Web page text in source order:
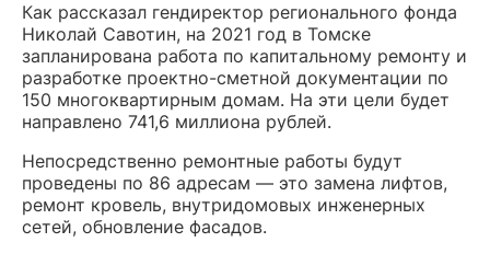
Как рассказал гендиректор регионального фонда
Николай Савотин, на 2021 год в Томске
запланирована работа по капитальному ремонту и
разработке проектно-сметной документации по
150 многоквартирным домам. На эти цели будет
направлено 741,6 миллиона рублей.
Непосредственно ремонтные работы будут
проведены по 86 адресам — это замена лифтов,
ремонт кровель, внутридомовых инженерных
сетей, обновление фасадов.